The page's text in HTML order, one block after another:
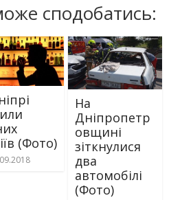
сподобатись:
(Фото)
На
Дніпропетр
овщині
зіткнулися
два
автомобілі
(Фото)